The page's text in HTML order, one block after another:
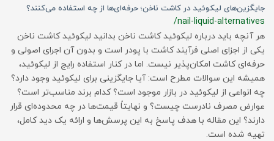
جایگزین‌های لیکوئید در کاشت ناخن؛ حرفه‌ای‌ها از چه استفاده می‌کنند؟
/nail-liquid-alternatives
هر آنچه باید درباره لیکوئید کاشت ناخن بدانید لیکوئید کاشت ناخن
یکی از اجزای اصلی فرآیند کاشت با پودر است و بدون آن اجرای اصولی و
حرفه‌ای کاشت امکان‌پذیر نیست. اما در کنار استفاده رایج از لیکوئید،
همیشه این سوالات مطرح است: آیا جایگزینی برای لیکوئید وجود دارد؟
چه انواعی از لیکوئید در بازار موجود است؟ کدام برند مناسب‌تر است؟
عوارض مصرف نادرست چیست؟ و نهایتاً قیمت‌ها در چه محدوده‌ای قرار
دارند؟ این مقاله با هدف پاسخ به این پرسش‌ها و ارائه یک دید کامل،
تهیه شده است.